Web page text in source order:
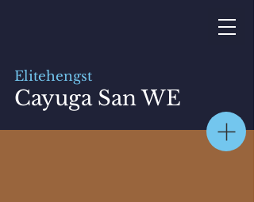
Elitehengst
Cayuga San WE